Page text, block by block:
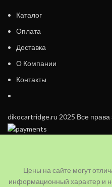
Каталог
Оплата
Доставка
О Компании
Контакты
dikocartridge.ru 2025 Все
Цены на сайте могут
информационный характер и